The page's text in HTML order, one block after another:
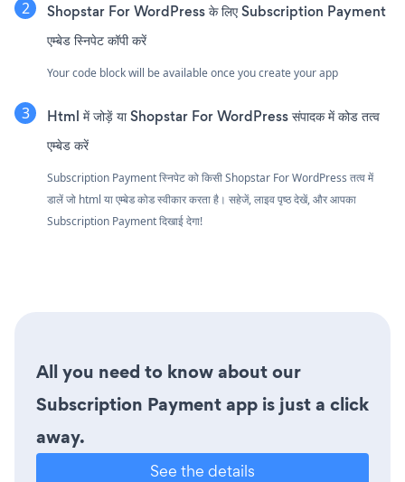
Shopstar For WordPress के लिए Subscription Payment
एम्बेड स्निपेट कॉपी करें
Your code block will be available once you create your app
Html में जोड़ें या Shopstar For WordPress संपादक में कोड तत्व
एम्बेड करें
Subscription Payment स्निपेट को किसी Shopstar For WordPress तत्व में
डालें जो html या एम्बेड कोड स्वीकार करता है। सहेजें, लाइव पृष्ठ देखें, और आपका
Subscription Payment दिखाई देगा!
All you need to know about our
Subscription Payment app is just a click
away.
See the details